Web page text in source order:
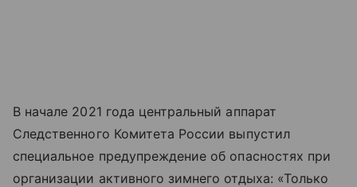
В начале 2021 года центральный аппарат
Следственного Комитета России выпустил
специальное предупреждение об опасностях при
организации активного зимнего отдыха: «Только